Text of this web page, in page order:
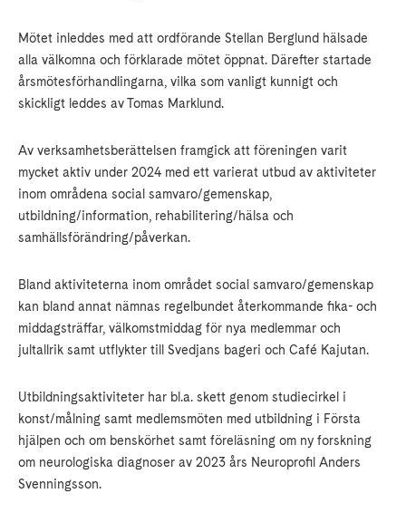
Mötet inleddes med att ordförande Stellan Berglund hälsade
alla välkomna och förklarade mötet öppnat. Därefter startade
årsmötesförhandlingarna, vilka som vanligt kunnigt och
skickligt leddes av Tomas Marklund.
Av verksamhetsberättelsen framgick att föreningen varit
mycket aktiv under 2024 med ett varierat utbud av aktiviteter
inom områdena social samvaro/gemenskap,
utbildning/information, rehabilitering/hälsa och
samhällsförändring/påverkan.
Bland aktiviteterna inom området social samvaro/gemenskap
kan bland annat nämnas regelbundet återkommande fika- och
middagsträffar, välkomstmiddag för nya medlemmar och
jultallrik samt utflykter till Svedjans bageri och Café Kajutan.
Utbildningsaktiviteter har bl.a. skett genom studiecirkel i
konst/målning samt medlemsmöten med utbildning i Första
hjälpen och om benskörhet samt föreläsning om ny forskning
om neurologiska diagnoser av 2023 års Neuroprofil Anders
Svenningsson.